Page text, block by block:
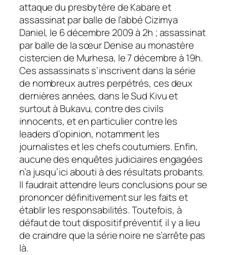
attaque du presbytère de Kabare et
assassinat par balle de l’abbé Cizimya
Daniel, le 6 décembre 2009 à 2h ; assassinat
par balle de la sœur Denise au monastère
cistercien de Murhesa, le 7 décembre à 19h.
Ces assassinats s’inscrivent dans la série
de nombreux autres perpétrés, ces deux
dernières années, dans le Sud Kivu et
surtout à Bukavu, contre des civils
innocents, et en particulier contre les
leaders d’opinion, notamment les
journalistes et les chefs coutumiers. Enfin,
aucune des enquêtes judiciaires engagées
n’a jusqu’ici abouti à des résultats probants.
Il faudrait attendre leurs conclusions pour se
prononcer définitivement sur les faits et
établir les responsabilités. Toutefois, à
défaut de tout dispositif préventif, il y a lieu
de craindre que la série noire ne s’arrête pas
là.